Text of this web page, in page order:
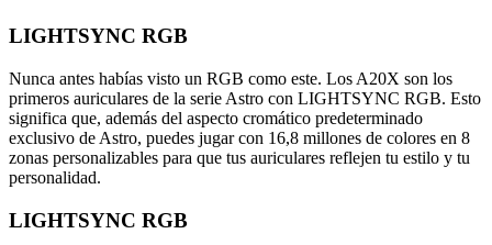
LIGHTSYNC RGB
Nunca antes habías visto un RGB como este. Los A20X son los
primeros auriculares de la serie Astro con LIGHTSYNC RGB. Esto
significa que, además del aspecto cromático predeterminado
exclusivo de Astro, puedes jugar con 16,8 millones de colores en 8
zonas personalizables para que tus auriculares reflejen tu estilo y tu
personalidad.
LIGHTSYNC RGB